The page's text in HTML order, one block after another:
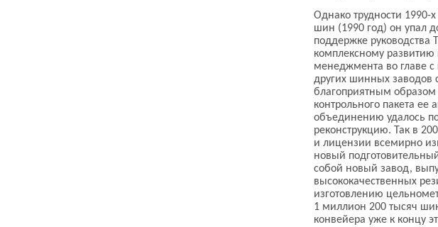
Однако трудности 1990-
шин (1990 год) он упал
поддержке руководства
комплексному развитию
менеджмента во главе
других шинных заводов
благоприятным
контрольного пакета
объединению удалось
реконструкцию. Так в
и лицензии всемирно
новый
собой новый завод,
высококачественных
изготовлению
1 миллион 200 тысяч
конвейера уже к концу